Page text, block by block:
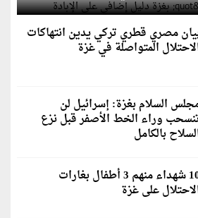
مصري قطري تركي يدين انتهاكات
المتواصلة في غزة
السلام بغزة: إسرائيل لن
وراء الخط الأصفر قبل نزع
بالكامل
10 شهداء منهم 3 أطفال بغارات
على غزة